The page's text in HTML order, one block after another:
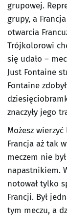
grupowej.
grupy, a
otwarcia
Trójkolorowi
się udało –
Just Fontaine
Fontaine
znaczyły jego
Możesz
Francja aż tak
meczem nie
napastnikiem.
notował tylko
Francji. Był
tym meczu, a